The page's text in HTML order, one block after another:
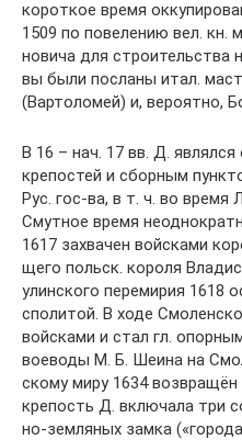
ко­рот­кое вре­мя
1509 по по­ве­ле­нию вел. кн.
но­ви­ча для
вы бы­ли по­сла­ны итал.
(Вар­то­ло­мей) и, ве­ро­ят­но,
В 16 – нач. 17 вв. Д.
кре­по­стей и сбор­ным
Рус. гос-ва, в т. ч. во вре­мя
Смут­ное вре­мя
1617 за­хва­чен вой­ска­ми
ще­го польск. ко­ро­ля
улин­ско­го пе­ре­ми­рия 1618
спо­ли­той. В хо­де
вой­ска­ми и стал гл.
вое­во­ды М. Б. Шеи­на на
ско­му ми­ру 1634
кре­пость Д. вклю­ча­ла три
но-зем­ля­ных зам­ка